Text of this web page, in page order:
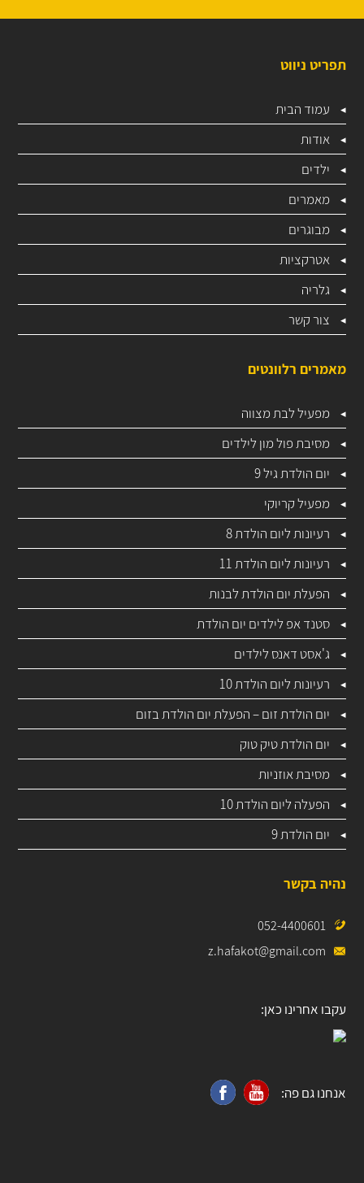
תפריט ניווט
עמוד הבית
אודות
ילדים
מאמרים
מבוגרים
אטרקציות
גלריה
צור קשר
מאמרים רלוונטים
מפעיל לבת מצווה
מסיבת פול מון לילדים
יום הולדת גיל 9
מפעיל קריוקי
רעיונות ליום הולדת 8
רעיונות ליום הולדת 11
הפעלת יום הולדת לבנות
סטנד אפ לילדים יום הולדת
ג'אסט דאנס לילדים
רעיונות ליום הולדת 10
יום הולדת זום – הפעלת יום הולדת בזום
יום הולדת טיק טוק
מסיבת אוזניות
הפעלה ליום הולדת 10
יום הולדת 9
נהיה בקשר
052-4400601
z.hafakot@gmail.com
עקבו אחרינו כאן:
אנחנו גם פה: